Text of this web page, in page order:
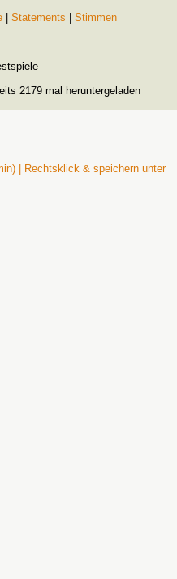
Statements
Stimmen
2179 mal heruntergeladen
| Rechtsklick & speichern unter